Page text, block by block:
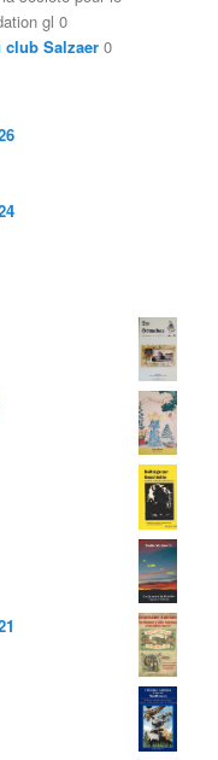
gl 0
club Salzaer 0